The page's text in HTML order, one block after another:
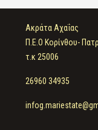
Ακράτα Αχαΐας
Π.Ε.Ο Κορίνθου-
τ.κ 25006
26960 34935